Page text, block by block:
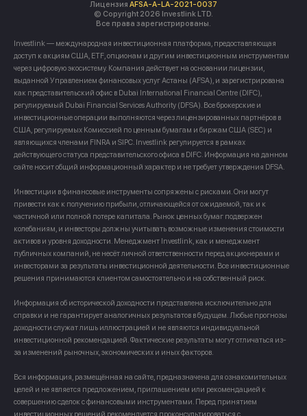
Лицензия AFSA-A-LA-2021-0037
© Copyright 2026 Investlink LTD.
Все права зарегистрированы.
Investlink — международная инвестиционная платформа, предоставляющая
доступ к акциям США, ETF, опционам и другим инвестиционным инструментам
через цифровую экосистему. Компания действует на основании лицензии,
выданной Управлением финансовых услуг Астаны (AFSA), и зарегистрирована
как представительский офис в Dubai International Financial Centre (DIFC),
регулируемый Dubai Financial Services Authority (DFSA). Все брокерские и
инвестиционные операции выполняются через лицензированных партнёров в
США, регулируемых Комиссией по ценным бумагам и биржам США (SEC) и
являющихся членами FINRA и SIPC. Investlink регулируется в рамках
действующего статуса представительского офиса в DIFC. Информация на данном
сайте носит общий информационный характер и не требует утверждения DFSA.
Инвестиции в финансовые инструменты сопряжены с рисками. Они могут
привести как к получению прибыли, отличающейся от ожидаемой, так и к
частичной или полной потере капитала. Рынок ценных бумаг подвержен
колебаниям, и инвесторы должны учитывать возможные изменения стоимости
активов и уровня доходности. Менеджмент Investlink, как и менеджмент
публичных компаний, не несёт личной ответственности перед акционерами и
инвесторами за результаты инвестиционной деятельности. Все инвестиционные
решения принимаются клиентом самостоятельно и на собственный риск.
Информация об исторической доходности представлена исключительно для
справки и не гарантирует аналогичных результатов в будущем. Любые прогнозы
доходности служат лишь иллюстрацией и не являются индивидуальной
инвестиционной рекомендацией. Фактические результаты могут отличаться из-
за изменений рыночных, экономических и иных факторов.
Вся информация, размещённая на сайте, предназначена для ознакомительных
целей и не является предложением, приглашением или рекомендацией к
совершению сделок с финансовыми инструментами. Перед принятием